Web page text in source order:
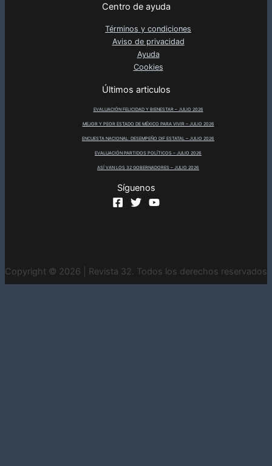
Centro de ayuda
Términos y condiciones
Aviso de privacidad
Ayuda
Cookies
Últimos articulos
EVALUACIÓN FELICIDAD Y BIENESTAR – JULIO 2026
MEJOR Y PEOR ESTADO DE MÉXICO PARA VIVIR – JULIO 2026
ENCUESTA NACIONAL: DESEMPEÑO DIF ESTATAL – JULIO 2026
EVALUACIÓN PARTIDOS POLÍTICOS – JULIO 2026
ASÍ VAN LOS 32 GOBERNADORES – JULIO 2026
Síguenos
Copyright © 2026 | Revista 32. Todos los derechos reservados